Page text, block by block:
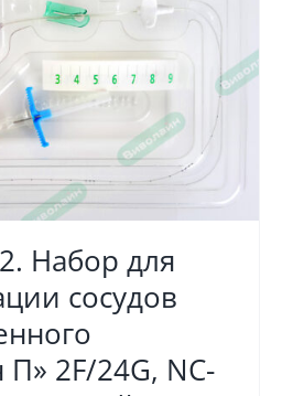
Набор для
сосудов
2F/24G, NC-